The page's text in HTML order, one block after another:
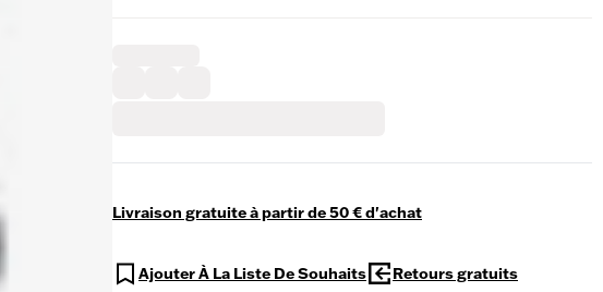
Livraison gratuite à partir de 50 € d'achat
Ajouter À La Liste De Souhaits Retours gratuits